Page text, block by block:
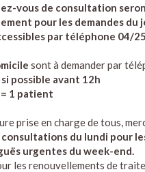
vous de consultation
pour les demandes du
par téléphone 04/
sont à demander par
si possible avant 12h
1 patient
prise en charge de tous,
consultations du lundi pour
urgentes du week-end.
les renouvellements de